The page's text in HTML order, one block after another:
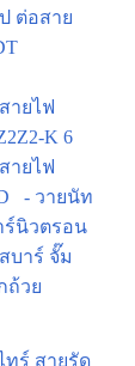
ต่อสาย
ายไฟ
K 6
ายไฟ
- วายนัท
ร์นิวตรอน
บาร์ จั๊ม
ถ้วย
ทร์ สายรัด